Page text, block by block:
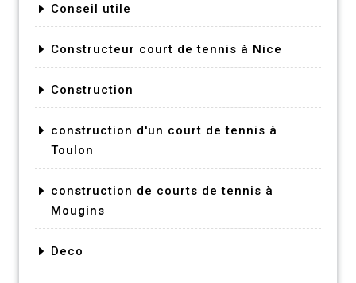
Conseil utile
Constructeur court de tennis à Nice
Construction
construction d'un court de tennis à
Toulon
construction de courts de tennis à
Mougins
Deco